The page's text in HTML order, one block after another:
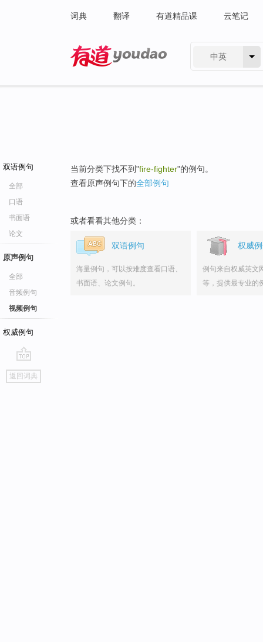
词典 翻译 有道精品课 云笔记
中英
双语例句
全部
口语
书面语
论文
原声例句
全部
音频例句
视频例句
权威例句
go
top
返回词典
当前分类下找不到"fire-fighter"的例句。
查看原声例句下的全部例句
或者看看其他分类：
双语例句
海量例句，可以按难度查看口语、
书面语、论文例句。
权威
例句来自权威英文
等，提供最专业的